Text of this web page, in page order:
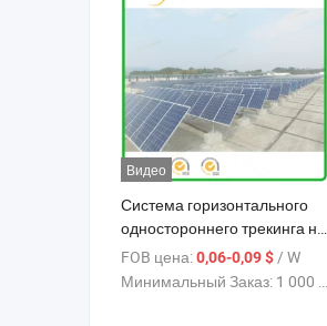
Видео
Система горизонтального
одностороннего трекинга на
крыше в сети
FOB цена:0,06-0,09 $/ W
Минимальный Заказ: 1 000 W